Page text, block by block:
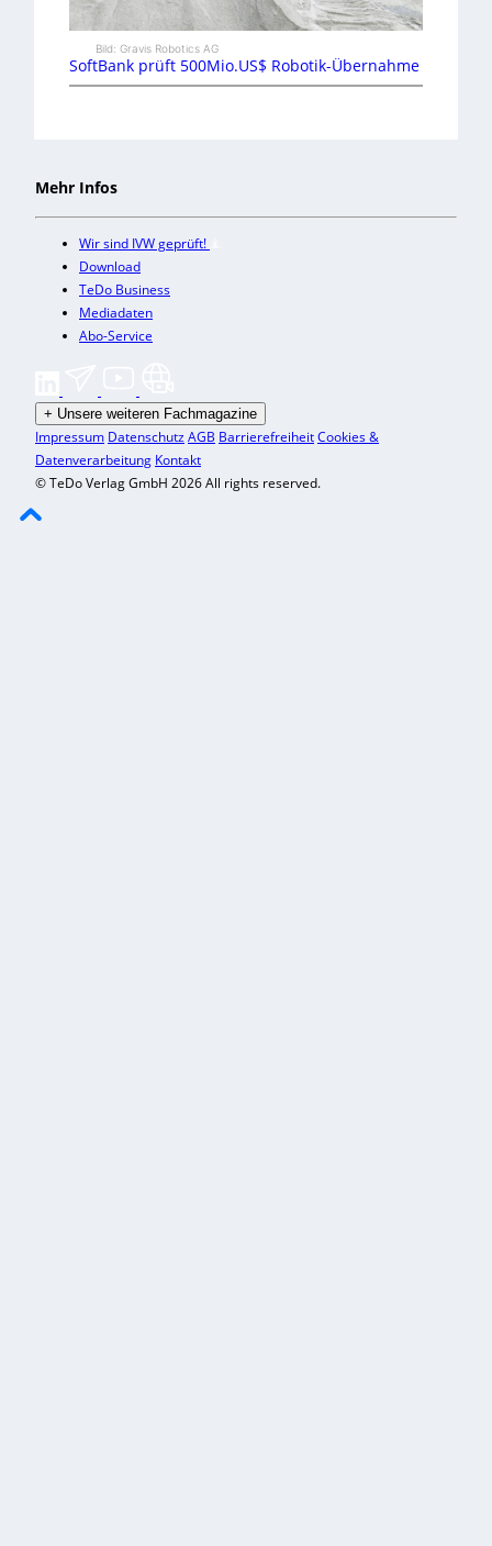
Bild: Gravis Robotics AG
SoftBank prüft 500Mio.US$ Robotik-Übernahme
Mehr Infos
Wir sind IVW geprüft!
Download
TeDo Business
Mediadaten
Abo-Service
+ Unsere weiteren Fachmagazine
Impressum DatenschutzAGB BarrierefreiheitCookies &
Datenverarbeitung Kontakt
© TeDo Verlag GmbH 2026 All rights reserved.